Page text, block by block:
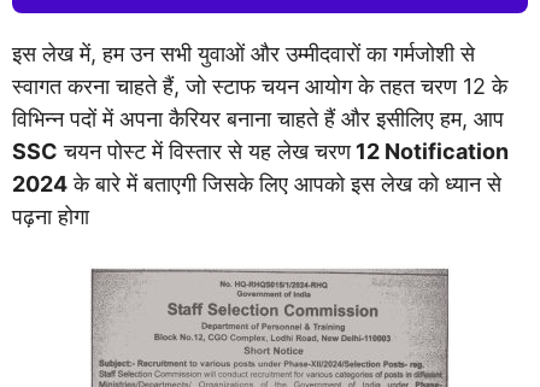
इस लेख में, हम उन सभी युवाओं और उम्मीदवारों का गर्मजोशी से
स्वागत करना चाहते हैं, जो स्टाफ चयन आयोग के तहत चरण 12 के
विभिन्न पदों में अपना कैरियर बनाना चाहते हैं और इसीलिए हम, आप
SSC चयन पोस्ट में विस्तार से यह लेख चरण12 Notification
2024के बारे में बताएगी जिसके लिए आपको इस लेख को ध्यान से
पढ़ना होगा